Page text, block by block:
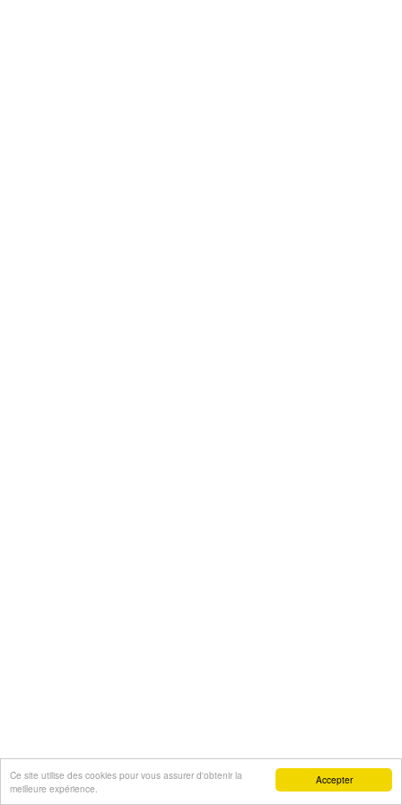
Accepter
Ce site utilise des cookies pour vous assurer d'obtenir la
meilleure expérience.